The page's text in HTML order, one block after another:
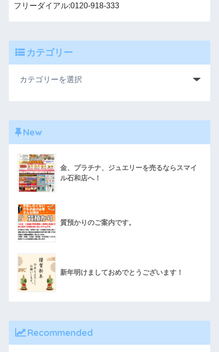
フリーダイアル:0120-918-333
カテゴリー
New
金、プラチナ、ジュエリーを売るならスマイ
ル石和店へ！
質預かりのご案内です。
新年明けましておめでとうございます！
Recommended